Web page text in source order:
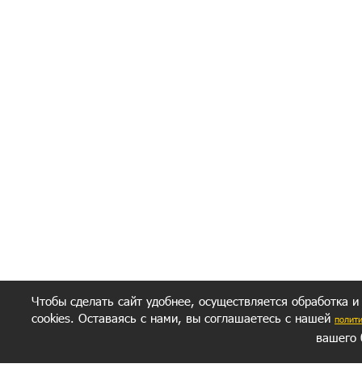
Чтобы сделать сайт удобнее, осуществляется обработка
cookies. Оставаясь с нами, вы соглашаетесь с нашей
вашего